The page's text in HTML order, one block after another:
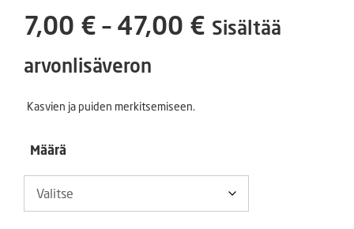
7,00 € – 47,00 € Hintaluokka:
Sisältää
arvonlisäveron
Kasvien ja puiden merkitsemiseen.
Määrä